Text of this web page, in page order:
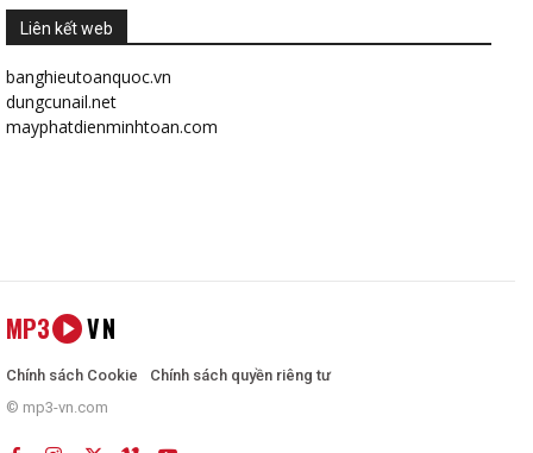
Liên kết web
banghieutoanquoc.vn
dungcunail.net
mayphatdienminhtoan.com
MP3 VN
Chính sách Cookie
Chính sách quyền riêng tư
© mp3-vn.com